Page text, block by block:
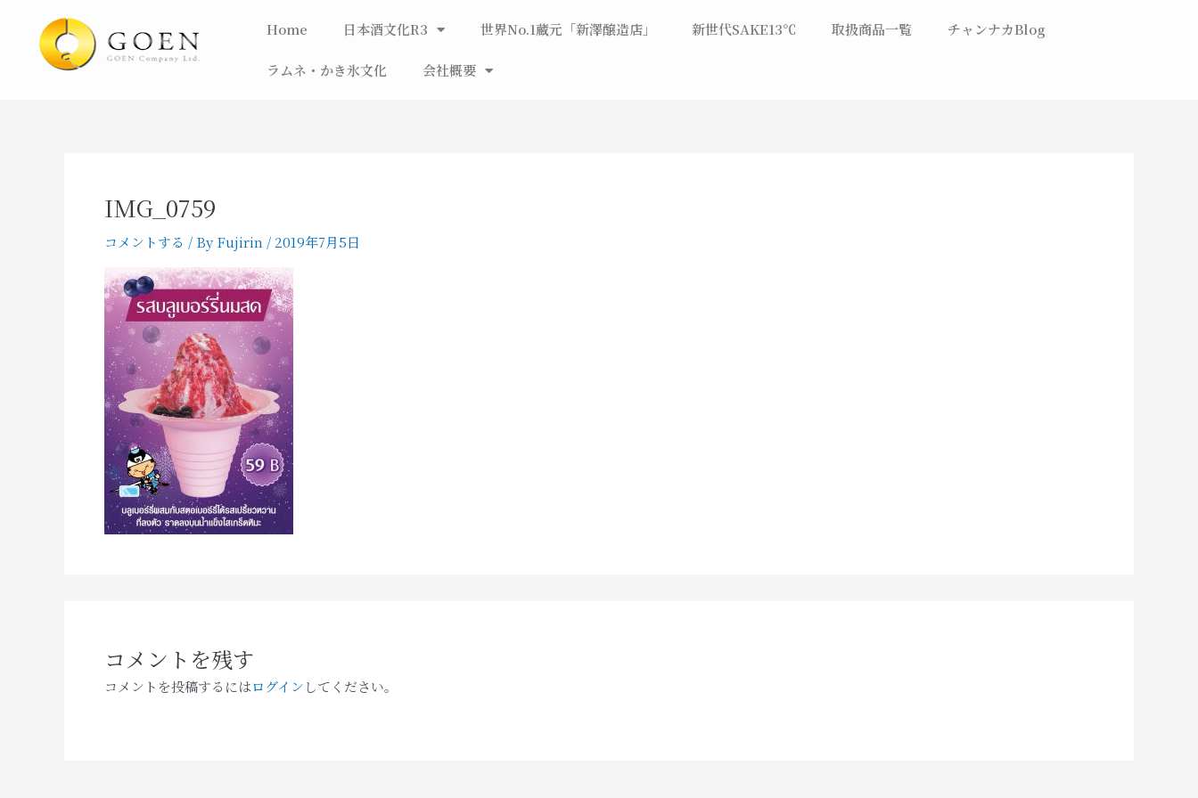
Home 日本酒文化R3 世界No.1蔵元「新澤醸造店」 新世代SAKE13℃ 取扱商品一覧 チャンナカBlog
ラムネ・かき氷文化 会社概要
IMG_0759
コメントする / ByFujirin / 2019年7月5日
コメントを残す
コメントを投稿するにはログインしてください。